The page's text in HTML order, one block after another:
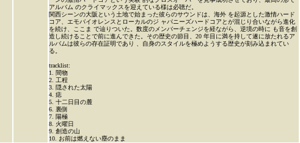
アルバム のクライマックスを迎えている様は必聴だ。
関西シーンの大阪という土地で始まった彼らのサウンドは、海外 を起源とした激情ハード
コア、エモバイオレンスとローカルのジ ャパニーズハードコアとが混じり合いながら進化
を続け、ここま で辿りついた。数度のメンバーチェンジを経ながら、逆境の時に も音を創
造し続けることで前に進んできた。その歴史の節目、20 年目に満を持して遂に放たれるア
ルバムは彼らの存在証明であり 、自身のスタイルを極めようする歴史が刻み込まれてい
る。
tracklist:
1. 間物
2. 工程
3. 隠された太陽
4. 痣
5. 十二日目の麓
6. 裏側
7. 陽極
8. 火曜日
9. 創造の山
10. お前は燃えない塵のまま